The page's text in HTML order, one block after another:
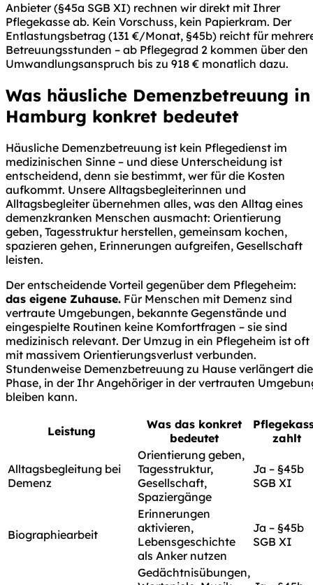
Anbieter (§45a SGB XI) rechnen wir direkt mit Ihrer
Pflegekasse ab. Kein Vorschuss, kein Papierkram. Der
Entlastungsbetrag (131 €/Monat, §45b) reicht für
Betreuungsstunden – ab Pflegegrad 2 kommen über den
Umwandlungsanspruch bis zu 918 € monatlich dazu.
Was häusliche Demenzbetreuung in
Hamburg konkret bedeutet
Häusliche Demenzbetreuung ist kein Pflegedienst im
medizinischen Sinne – und diese Unterscheidung ist
entscheidend, denn sie bestimmt, wer für die Kosten
aufkommt. Unsere Alltagsbegleiterinnen und
Alltagsbegleiter übernehmen alles, was den Alltag eines
demenzkranken Menschen ausmacht: Orientierung
geben, Tagesstruktur herstellen, gemeinsam kochen,
spazieren gehen, Erinnerungen aufgreifen, Gesellschaft
leisten.
Der entscheidende Vorteil gegenüber dem Pflegeheim:
das eigene Zuhause. Für Menschen mit Demenz sind
vertraute Umgebungen, bekannte Gegenstände und
eingespielte Routinen keine Komfortfragen – sie sind
medizinisch relevant. Der Umzug in ein Pflegeheim ist oft
mit massivem Orientierungsverlust verbunden.
Stundenweise Demenzbetreuung zu Hause verlängert die
Phase, in der Ihr Angehöriger in der vertrauten
bleiben kann.
Leistung
Was das konkret
bedeutet
zahlt
Alltagsbegleitung bei
Demenz
Orientierung geben,
Tagesstruktur,
Gesellschaft,
Spaziergänge
Ja – §45b
SGB XI
Biographiearbeit
Erinnerungen
aktivieren,
Lebensgeschichte
als Anker nutzen
Ja – §45b
SGB XI
Gedächtnisübungen,